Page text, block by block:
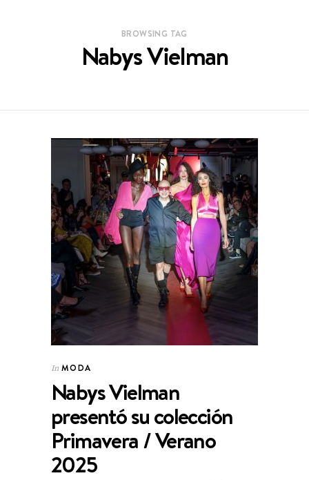
BROWSING TAG
Nabys Vielman
In MODA
Nabys Vielman
presentó su colección
Primavera / Verano
2025